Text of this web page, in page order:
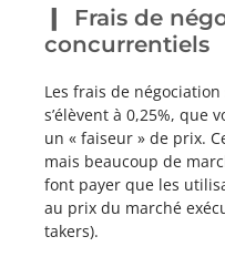
Frais de
concurrentiels
Les frais de
s’élèvent à 0,25%, que
un « faiseur » de prix.
mais beaucoup de
font payer que les
au prix du marché
takers).